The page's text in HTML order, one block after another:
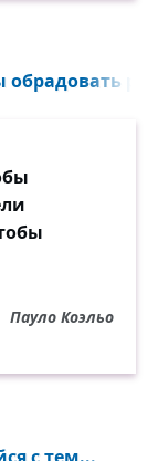
Пауло Коэльо